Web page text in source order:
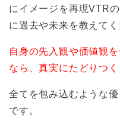
にイメージを再現VTR
に過去や未来を教えてく
自身の先入観や価値観
なら、真実にたどりつ
全てを包み込むような
です。